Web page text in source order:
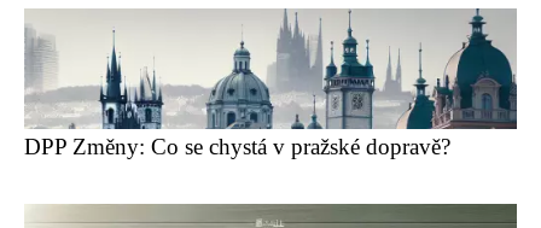
DPP Změny: Co se chystá v pražské dopravě?